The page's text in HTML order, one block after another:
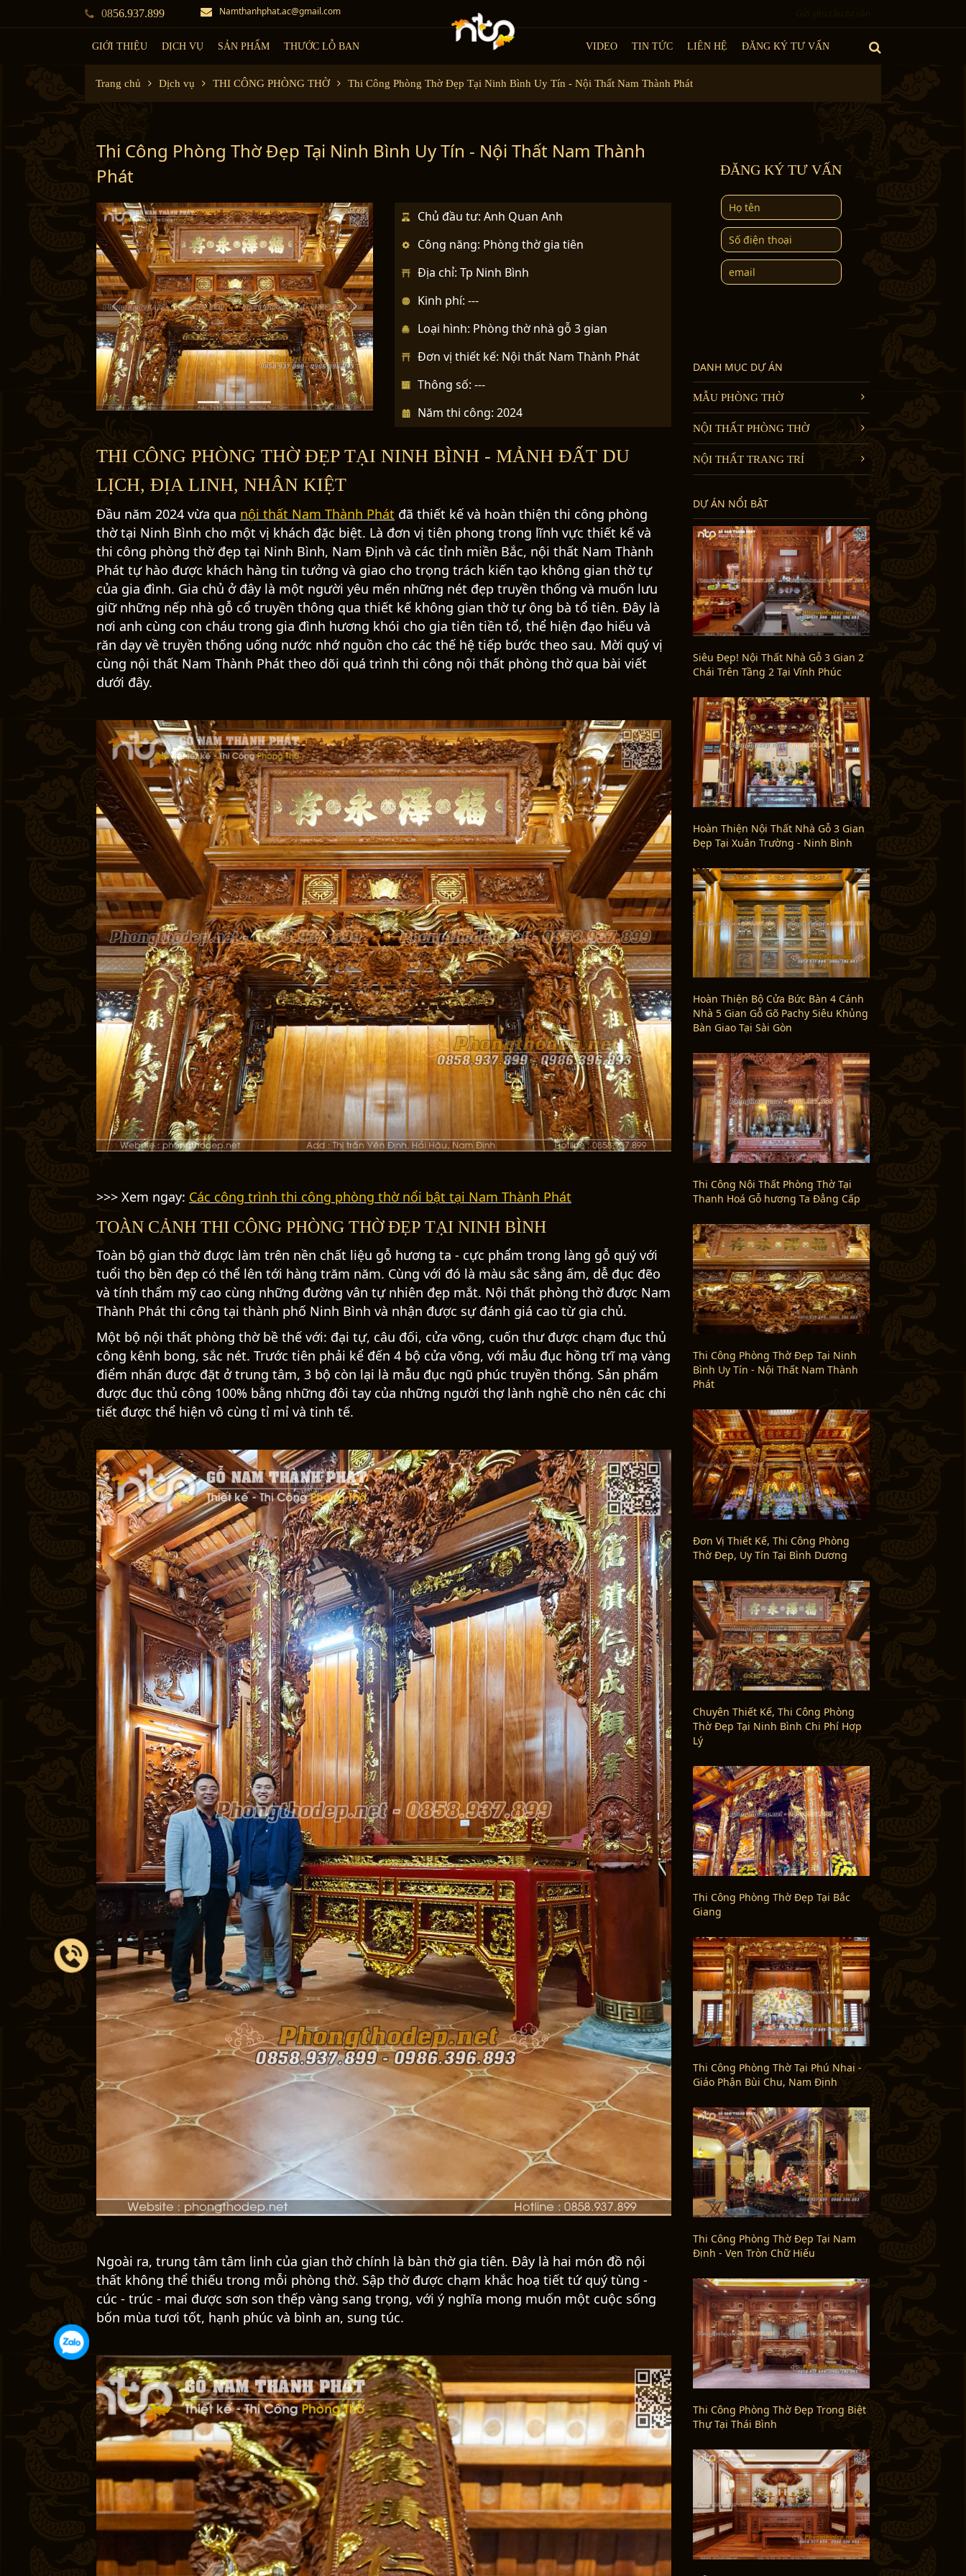
0856.937.899 Namthanhphat.ac@gmail.com
GIỚI THIỆU DỊCH VỤ SẢN PHẨM THƯỚC LỖ BAN VIDEO TIN TỨC LIÊN HỆ ĐĂNG KÝ TƯ VẤN
Trang chủ Dịch vụ THI CÔNG PHÒNG THỜ Thi Công Phòng Thờ Đẹp Tại Ninh Bình Uy Tín - Nội Thất Nam Thành Phát
Thi Công Phòng Thờ Đẹp Tại Ninh Bình Uy Tín - Nội Thất Nam Thành
Phát
P
r
i
u
N
e
Chủ đầu tư: Anh Quan Anh
Công năng: Phòng thờ gia tiên
Địa chỉ: Tp Ninh Bình
Kinh phí: ---
Loại hình: Phòng thờ nhà gỗ 3 gian
Đơn vị thiết kế: Nội thất Nam Thành Phát
Thông số: ---
Năm thi công: 2024
THI CÔNG PHÒNG THỜ ĐẸP TẠI NINH BÌNH - MẢNH ĐẤT DU
LỊCH, ĐỊA LINH, NHÂN KIỆT
Đầu năm 2024 vừa quanội thất Nam Thành Phátđã thiết kế và hoàn thiện thi công phòng
thờ tại Ninh Bình cho một vị khách đặc biệt. Là đơn vị tiên phong trong lĩnh vực thiết kế và
thi công phòng thờ đẹp tại Ninh Bình, Nam Định và các tỉnh miền Bắc, nội thất Nam Thành
của gia đình. Gia chủ ở đây là một người yêu mến những nét đẹp truyền thống và muốn lưu
giữ những nếp nhà gỗ cổ truyền thông qua thiết kế không gian thờ tự ông bà tổ tiên. Đây là
nơi anh cùng con cháu trong gia đình hương khói cho gia tiên tiền tổ, thể hiện đạo hiếu và
răn dạy về truyền thống uống nước nhớ nguồn cho các thế hệ tiếp bước theo sau. Mời quý vị
cùng nội thất Nam Thành Phát theo dõi quá trình thi công nội thất phòng thờ qua bài viết
dưới đây.
>>> Xem ngay:Các công trình thi công phòng thờ nổi bật tại Nam Thành Phát
TOÀN CẢNH THI CÔNG PHÒNG THỜ ĐẸP TẠI NINH BÌNH
Toàn bộ gian thờ được làm trên nền chất liệu gỗ hương ta - cực phẩm trong làng gỗ quý với
tuổi thọ bền đẹp có thể lên tới hàng trăm năm. Cùng với đó là màu sắc sắng ấm, dễ đục đẽo
Thành Phát thi công tại thành phố Ninh Bình và nhận được sự đánh giá cao từ gia chủ.
Một bộ nội thất phòng thờ bề thế với: đại tự, câu đối, cửa võng, cuốn thư được chạm đục thủ
công kênh bong, sắc nét. Trước tiên phải kể đến 4 bộ cửa võng, với mẫu đục hồng trĩ mạ vàng
điểm nhấn được đặt ở trung tâm, 3 bộ còn lại là mẫu đục ngũ phúc truyền thống. Sản phẩm
được đục thủ công 100% bằng những đôi tay của những người thợ lành nghề cho nên các chi
tiết được thể hiện vô cùng tỉ mỉ và tinh tế.
Ngoài ra, trung tâm tâm linh của gian thờ chính là bàn thờ gia tiên. Đây là hai món đồ nội
thất không thể thiếu trong mỗi phòng thờ. Sập thờ được chạm khắc hoạ tiết tứ quý tùng -
cúc - trúc - mai được sơn son thếp vàng sang trọng, với ý nghĩa mong muốn một cuộc sống
bốn mùa tươi tốt, hạnh phúc và bình an, sung túc.
ĐĂNG KÝ TƯ VẤN
DANH MỤC DỰ ÁN
MẪU PHÒNG THỜ
NỘI THẤT PHÒNG THỜ
NỘI THẤT TRANG TRÍ
DỰ ÁN NỔI BẬT
Siêu Đẹp! Nội Thất Nhà Gỗ 3 Gian 2
Chái Trên Tầng 2 Tại Vĩnh Phúc
Hoàn Thiện Nội Thất Nhà Gỗ 3 Gian
Đẹp Tại Xuân Trường - Ninh Bình
Hoàn Thiện Bộ Cửa Bức Bàn 4 Cánh
Nhà 5 Gian Gỗ Gõ Pachy Siêu Khủng
Bàn Giao Tại Sài Gòn
Thi Công Nội Thất Phòng Thờ Tại
Thanh Hoá Gỗ hương Ta Đẳng Cấp
Thi Công Phòng Thờ Đẹp Tại Ninh
Bình Uy Tín - Nội Thất Nam Thành
Phát
Đơn Vị Thiết Kế, Thi Công Phòng
Thờ Đẹp, Uy Tín Tại Bình Dương
Chuyên Thiết Kế, Thi Công Phòng
Thờ Đẹp Tại Ninh Bình Chi Phí Hợp
Lý
Thi Công Phòng Thờ Đẹp Tại Bắc
Giang
Thi Công Phòng Thờ Tại Phú Nhai -
Giáo Phận Bùi Chu, Nam Định
Thi Công Phòng Thờ Đẹp Tại Nam
Định - Vẹn Tròn Chữ Hiếu
Thi Công Phòng Thờ Đẹp Trong Biệt
Thự Tại Thái Bình